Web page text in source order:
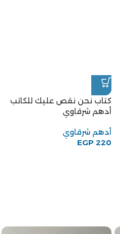
كتاب نحن نقص عليك للكاتب
أدهم شرقاوي
أدهم شرقاوي
EGP 220